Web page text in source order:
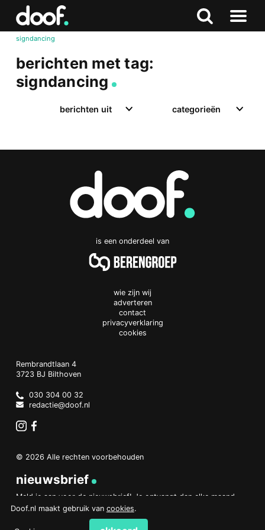
Zoeken
Naar
signdancing
berichten met tag:
signdancing
berichten uit categorieën
Doof.nl
Zoeken
is een onderdeel van
wie zijn wij
adverteren
contact
privacyverklaring
cookies
Doof.nl
work
Rembrandtlaan 4
3723 BJ Bilthoven
Netherlands
030 304 00 32
redactie@doof.nl
© 2026 Alle rechten voorbehouden
nieuwsbrief
Meld je aan voor de nieuwsbrief! Je ontvangt dan elke maand
een overzicht van het belangrijkste nieuws.
aanmelden
Doof.nl maakt gebruik van cookies.